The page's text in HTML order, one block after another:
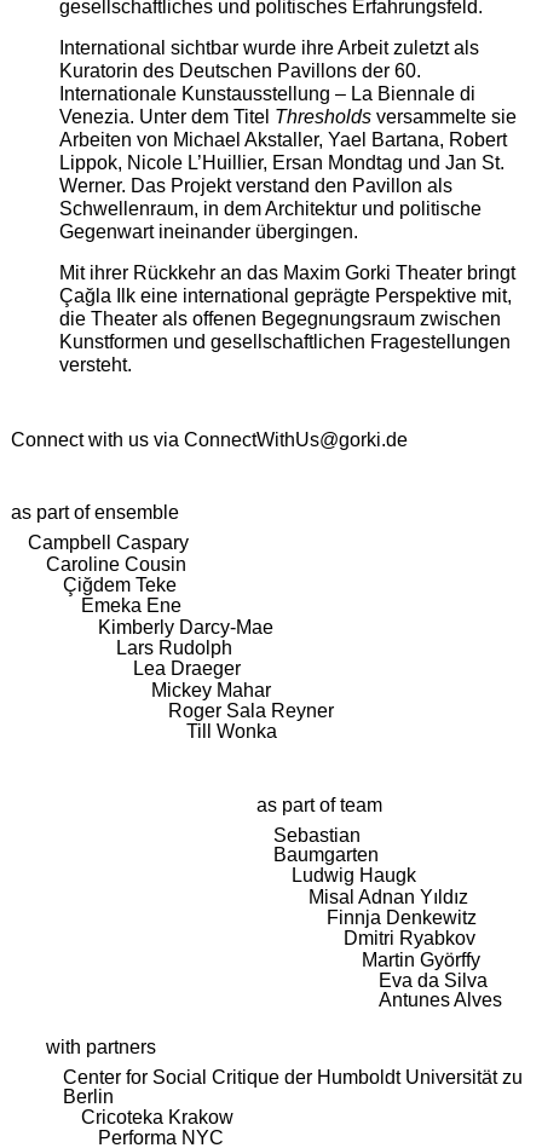
gesellschaftliches und politisches Erfahrungsfeld.
International sichtbar wurde ihre Arbeit zuletzt als
Kuratorin des Deutschen Pavillons der 60.
Internationale Kunstausstellung – La Biennale di
Venezia. Unter dem Titel Thresholdsversammelte sie
Arbeiten von Michael Akstaller, Yael Bartana, Robert
Lippok, Nicole L’Huillier, Ersan Mondtag und Jan St.
Werner. Das Projekt verstand den Pavillon als
Schwellenraum, in dem Architektur und politische
Gegenwart ineinander übergingen.
Mit ihrer Rückkehr an das Maxim Gorki Theater bringt
Çağla Ilk eine international geprägte Perspektive mit,
die Theater als offenen Begegnungsraum zwischen
Kunstformen und gesellschaftlichen Fragestellungen
versteht.
Connect with us via ConnectWithUs@gorki.de
as part of ensemble
Campbell Caspary
Caroline Cousin
Çiğdem Teke
Emeka Ene
Kimberly Darcy-Mae
Lars Rudolph
Lea Draeger
Mickey Mahar
Roger Sala Reyner
Till Wonka
as part of team
Sebastian
Baumgarten
Ludwig Haugk
Misal Adnan Yıldız
Finnja Denkewitz
Dmitri Ryabkov
Martin Györffy
Eva da Silva
Antunes Alves
with partners
Center for Social Critique der Humboldt Universität zu
Berlin
Cricoteka Krakow
Performa NYC